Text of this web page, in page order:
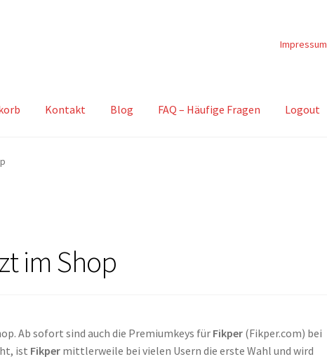
Impressum
Kontakt Blog FAQ – Häufige Fragen Logout
im Shop
Ab sofort sind auch die Premiumkeys für Fikper (Fikper.com) bei
ist Fikper mittlerweile bei vielen Usern die erste Wahl und wird